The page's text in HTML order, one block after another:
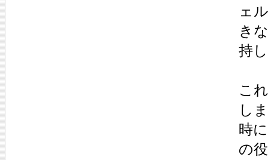
ェ
き
持
こ
し
時
の